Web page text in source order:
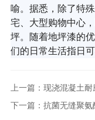
喻。据悉，除了特
宅、大型购物中心
坪。随着地坪漆的
们的日常生活指日可
上一篇： 现浇混凝土耐
下一篇： 抗菌无缝聚氨